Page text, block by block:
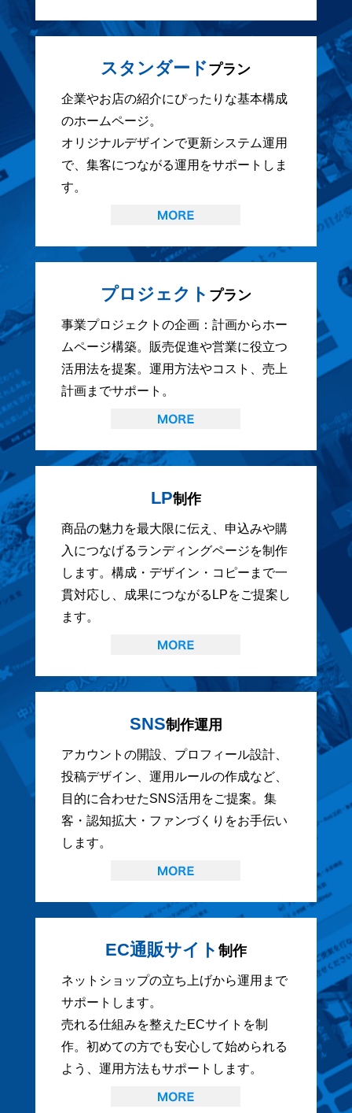
スタンダードプラン
企業やお店の紹介にぴったりな基本構成
のホームページ。
オリジナルデザインで更新システム運用
で、集客につながる運用をサポートしま
す。
プロジェクト プラン
事業プロジェクトの企画：計画からホー
ムページ構築。販売促進や営業に役立つ
活用法を提案。運用方法やコスト、売上
計画までサポート。
LP制作
商品の魅力を最大限に伝え、申込みや購
入につなげるランディングページを制作
します。構成・デザイン・コピーまで一
貫対応し、成果につながるLPをご提案し
ます。
SNS制作運用
アカウントの開設、プロフィール設計、
投稿デザイン、運用ルールの作成など、
目的に合わせたSNS活用をご提案。集
客・認知拡大・ファンづくりをお手伝い
します。
EC通販サイト 制作
ネットショップの立ち上げから運用まで
サポートします。
売れる仕組みを整えたECサイトを制
作。初めての方でも安心して始められる
よう、運用方法もサポートします。